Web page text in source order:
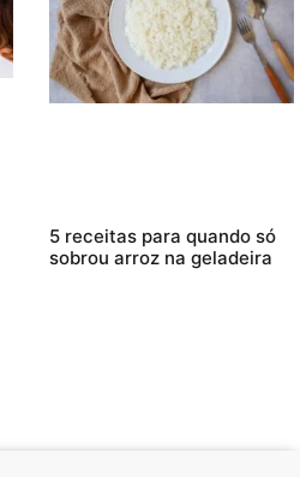
5 receitas para quando só
sobrou arroz na geladeira